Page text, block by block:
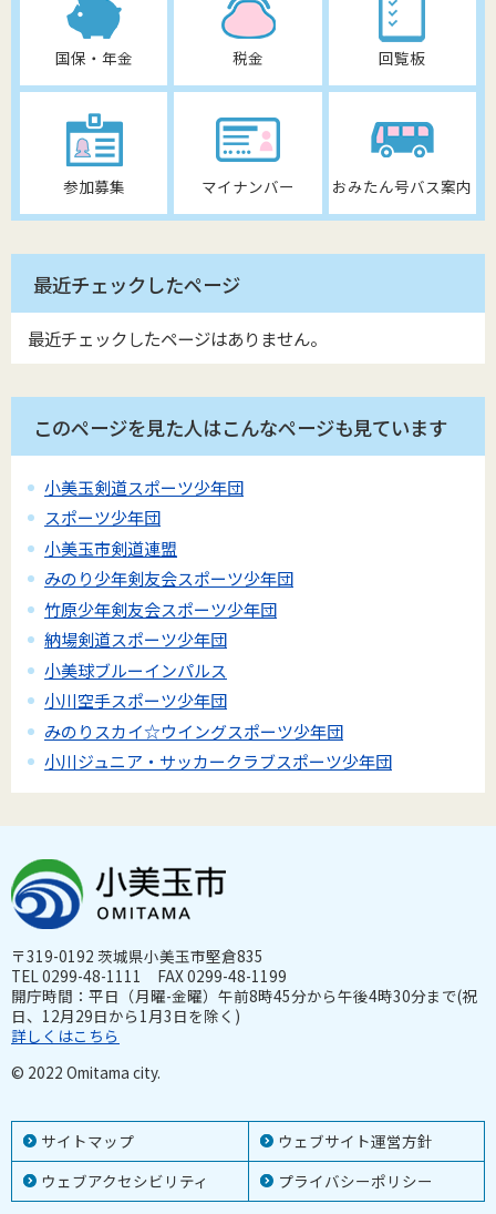
国保・年金 税金 回覧板
参加募集 マイナンバー おみたん号バス案内
最近チェックしたページ
最近チェックしたページはありません。
このページを見た人はこんなページも見ています
小美玉剣道スポーツ少年団
スポーツ少年団
小美玉市剣道連盟
みのり少年剣友会スポーツ少年団
竹原少年剣友会スポーツ少年団
納場剣道スポーツ少年団
小美球ブルーインパルス
小川空手スポーツ少年団
みのりスカイ☆ウイングスポーツ少年団
小川ジュニア・サッカークラブスポーツ少年団
サイトマップ
ウェブサイト運営方針
ウェブアクセシビリティ
プライバシーポリシー
〒319-0192 茨城県小美玉市堅倉835
TEL 0299-48-1111 FAX 0299-48-1199
開庁時間：平日（月曜-金曜）午前8時45分から午後4時30分まで(祝
日、12月29日から1月3日を除く)
詳しくはこちら
© 2022 Omitama city.